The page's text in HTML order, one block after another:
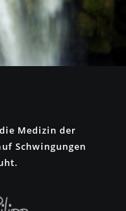
Medizin der
Schwingungen